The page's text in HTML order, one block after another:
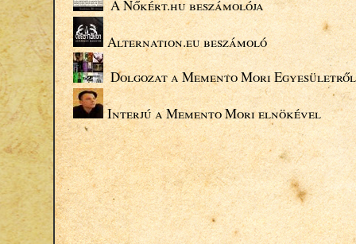
A Nőkért.hu beszámolója
Alternation.eu beszámoló
Dolgozat a Memento Mori Egyesületről
Interjú a Memento Mori elnökével